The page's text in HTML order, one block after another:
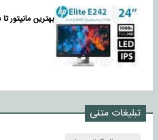
بهترین مانیتور تا ۱۵ میلیون تومان
تبلیغات متنی